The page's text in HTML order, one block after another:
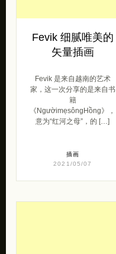
Fevik 细腻唯美的
矢量插画
Fevik 是来自越南的艺术
家，这一次分享的是来自书
籍
《NgườimẹsôngHồng》，
意为“红河之母”，的 […]
插画
2021/05/07